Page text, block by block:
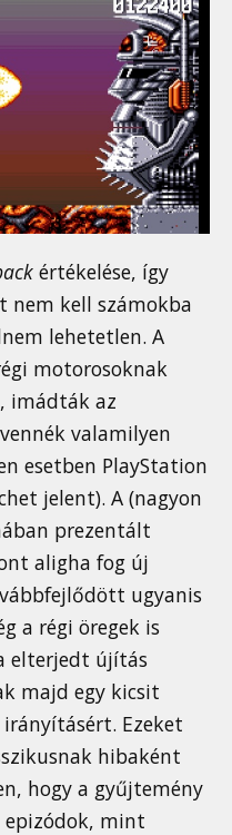
értékelése, így
nem kell számokba
lehetetlen. A
motorosoknak
imádták az
valamilyen
esetben PlayStation
jelent). A (nagyon
prezentált
aligha fog új
ugyanis
a régi öregek is
elterjedt újítás
majd egy kicsit
Ezeket
hibaként
hogy a gyűjtemény
epizódok, mint